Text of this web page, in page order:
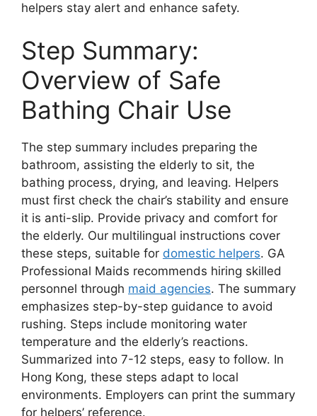
helpers stay alert and enhance safety.
Step Summary:
Overview of Safe
Bathing Chair Use
The step summary includes preparing the
bathroom, assisting the elderly to sit, the
bathing process, drying, and leaving. Helpers
must first check the chair’s stability and ensure
it is anti-slip. Provide privacy and comfort for
the elderly. Our multilingual instructions cover
these steps, suitable for domestic helpers. GA
Professional Maids recommends hiring skilled
personnel through maid agencies. The summary
emphasizes step-by-step guidance to avoid
rushing. Steps include monitoring water
temperature and the elderly’s reactions.
Summarized into 7-12 steps, easy to follow. In
Hong Kong, these steps adapt to local
environments. Employers can print the summary
for helpers’ reference.